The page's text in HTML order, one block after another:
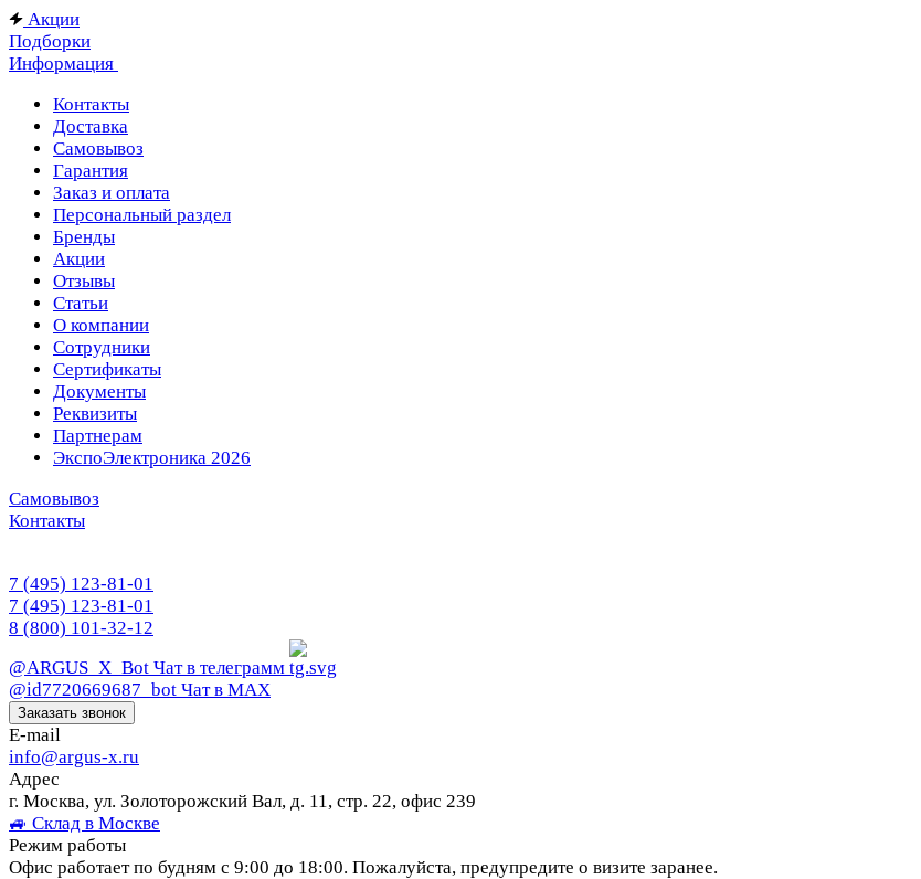
Акции
Подборки
Информация
Контакты
Доставка
Самовывоз
Гарантия
Заказ и оплата
Персональный раздел
Бренды
Акции
Отзывы
Статьи
О компании
Сотрудники
Сертификаты
Документы
Реквизиты
Партнерам
ЭкспоЭлектроника 2026
Самовывоз
Контакты
7 (495) 123-81-01
7 (495) 123-81-01
8 (800) 101-32-12
@ARGUS_X_Bot Чат в телеграмм
@id7720669687_bot Чат в МАХ
Заказать звонок
E-mail
info@argus-x.ru
Адрес
г. Москва, ул. Золоторожский Вал, д. 11, стр. 22, офис 239
🚙 Склад в Москве
Режим работы
Офис работает по будням с 9:00 до 18:00. Пожалуйста, предупредите о визите заранее.